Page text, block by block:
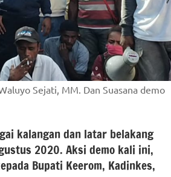
Sejati, MM. Dan Suasana demo
kalangan dan latar belakang
2020. Aksi demo kali ini,
Bupati Keerom, Kadinkes,